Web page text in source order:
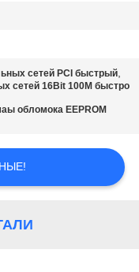
сетей PCI быстрый,
сетей 16Bit 100M быстро
обломока EEPROM